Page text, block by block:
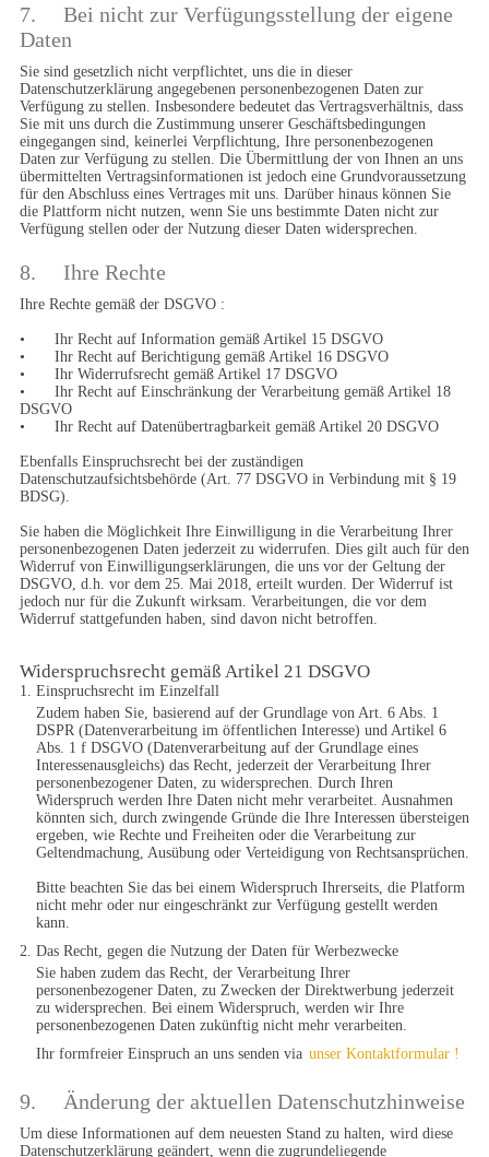
7.	Bei nicht zur Verfügungsstellung der eigene
Daten
Sie sind gesetzlich nicht verpflichtet, uns die in dieser
Datenschutzerklärung angegebenen personenbezogenen Daten zur
Verfügung zu stellen. Insbesondere bedeutet das Vertragsverhältnis, dass
Sie mit uns durch die Zustimmung unserer Geschäftsbedingungen
eingegangen sind, keinerlei Verpflichtung, Ihre personenbezogenen
Daten zur Verfügung zu stellen. Die Übermittlung der von Ihnen an uns
übermittelten Vertragsinformationen ist jedoch eine Grundvoraussetzung
für den Abschluss eines Vertrages mit uns. Darüber hinaus können Sie
die Plattform nicht nutzen, wenn Sie uns bestimmte Daten nicht zur
Verfügung stellen oder der Nutzung dieser Daten widersprechen.
8.	Ihre Rechte
Ihre Rechte gemäß der DSGVO :
•	Ihr Recht auf Information gemäß Artikel 15 DSGVO
•	Ihr Recht auf Berichtigung gemäß Artikel 16 DSGVO
•	Ihr Widerrufsrecht gemäß Artikel 17 DSGVO
•	Ihr Recht auf Einschränkung der Verarbeitung gemäß Artikel 18
DSGVO
•	Ihr Recht auf Datenübertragbarkeit gemäß Artikel 20 DSGVO
Ebenfalls Einspruchsrecht bei der zuständigen
Datenschutzaufsichtsbehörde (Art. 77 DSGVO in Verbindung mit § 19
BDSG).
Sie haben die Möglichkeit Ihre Einwilligung in die Verarbeitung Ihrer
personenbezogenen Daten jederzeit zu widerrufen. Dies gilt auch für den
Widerruf von Einwilligungserklärungen, die uns vor der Geltung der
DSGVO, d.h. vor dem 25. Mai 2018, erteilt wurden. Der Widerruf ist
jedoch nur für die Zukunft wirksam. Verarbeitungen, die vor dem
Widerruf stattgefunden haben, sind davon nicht betroffen.
Widerspruchsrecht gemäß Artikel 21 DSGVO
1. Einspruchsrecht im Einzelfall
Zudem haben Sie, basierend auf der Grundlage von Art. 6 Abs. 1
DSPR (Datenverarbeitung im öffentlichen Interesse) und Artikel 6
Abs. 1 f DSGVO (Datenverarbeitung auf der Grundlage eines
Interessenausgleichs) das Recht, jederzeit der Verarbeitung Ihrer
personenbezogener Daten, zu widersprechen. Durch Ihren
Widerspruch werden Ihre Daten nicht mehr verarbeitet. Ausnahmen
könnten sich, durch zwingende Gründe die Ihre Interessen übersteigen
ergeben, wie Rechte und Freiheiten oder die Verarbeitung zur
Geltendmachung, Ausübung oder Verteidigung von Rechtsansprüchen.
Bitte beachten Sie das bei einem Widerspruch Ihrerseits, die Platform
nicht mehr oder nur eingeschränkt zur Verfügung gestellt werden
kann.
2. Das Recht, gegen die Nutzung der Daten für Werbezwecke
Sie haben zudem das Recht, der Verarbeitung Ihrer
personenbezogener Daten, zu Zwecken der Direktwerbung jederzeit
zu widersprechen. Bei einem Widerspruch, werden wir Ihre
personenbezogenen Daten zukünftig nicht mehr verarbeiten.
Ihr formfreier Einspruch an uns senden via unser Kontaktformular !
9.	Änderung der aktuellen Datenschutzhinweise
Um diese Informationen auf dem neuesten Stand zu halten, wird diese
Datenschutzerklärung geändert, wenn die zugrundeliegende